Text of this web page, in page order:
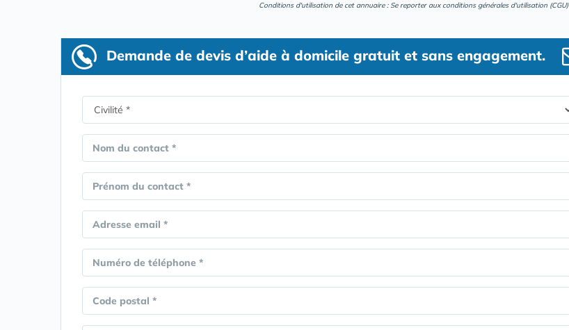
Conditions d'utilisation de cet annuaire : Se reporter aux conditions générales d'utilisation (CGU)
Demande de devis d’aide à domicile gratuit et sans engagement.
Nom du contact *
Prénom du contact *
Adresse email *
Numéro de téléphone *
Code postal *